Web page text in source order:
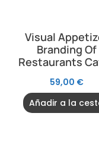
Visual
Branding Of
Restaurants
59,00 €
Añadir a la